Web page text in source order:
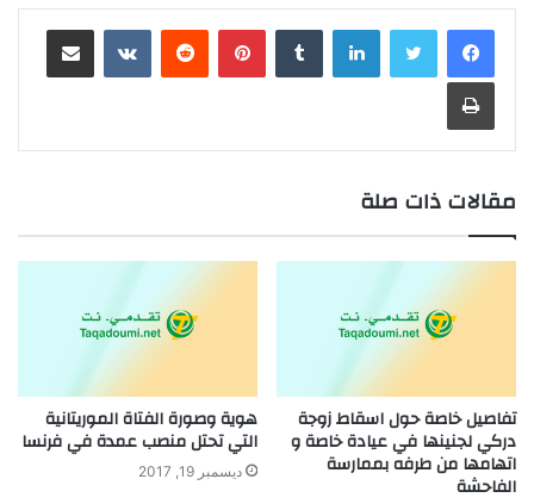
لينكدإن بينتيريست مشاركة عبر البريد
طباعة
مقالات ذات صلة
تفاصيل خاصة حول اسقاط زوجة
دركي لجنينها في عيادة خاصة و
اتهامها من طرفه بممارسة
الفاحشة
هوية وصورة الفتاة الموريتانية
التي تحتل منصب عمدة في فرنسا
ديسمبر 19, 2017